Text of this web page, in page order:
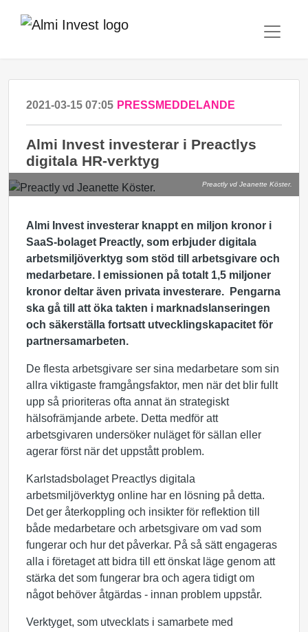
2021-03-15 07:05 PRESSMEDDELANDE
Almi Invest investerar i Preactlys
digitala HR-verktyg
Preactly vd Jeanette Köster.
Almi Invest investerar knappt en miljon kronor i
SaaS-bolaget Preactly, som erbjuder digitala
arbetsmiljöverktyg som stöd till arbetsgivare och
medarbetare. I emissionen på totalt 1,5 miljoner
kronor deltar även privata investerare.
Pengarna
ska gå till att öka takten i marknadslanseringen
och säkerställa fortsatt utvecklingskapacitet för
partnersamarbeten.
De flesta arbetsgivare ser sina medarbetare som sin
allra viktigaste framgångsfaktor, men när det blir fullt
upp så prioriteras ofta annat än strategiskt
hälsofrämjande arbete. Detta medför att
arbetsgivaren undersöker nuläget för sällan eller
agerar först när det uppstått problem.
Karlstadsbolaget Preactlys digitala
arbetsmiljöverktyg online har en lösning på detta.
Det ger återkoppling och insikter för reflektion till
både medarbetare och arbetsgivare om vad som
fungerar och hur det påverkar. På så sätt engageras
alla i företaget att bidra till ett önskat läge genom att
stärka det som fungerar bra och agera tidigt om
något behöver åtgärdas - innan problem uppstår.
Verktyget, som utvecklats i samarbete med